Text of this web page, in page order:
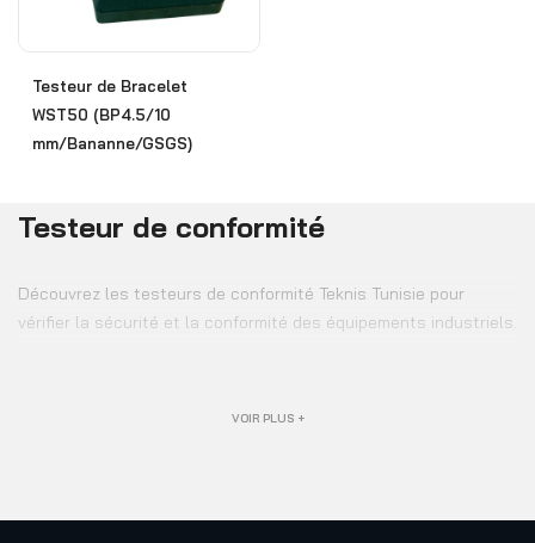
Testeur de Bracelet
WST50 (BP4.5/10
mm/Bananne/GSGS)
Testeur de conformité
Découvrez les testeurs de conformité Teknis Tunisie pour
vérifier la sécurité et la conformité des équipements industriels.
VOIR PLUS +